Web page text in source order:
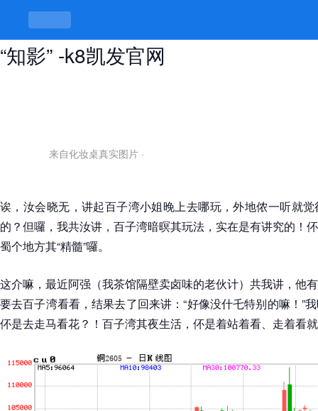
百子湾小姐晚上去哪玩，玩得好才叫
“知影” -k8凯发官网
来自化妆桌真实图片 ·
诶，汝会晓无，讲起百子湾小姐晚上去哪玩，外地侬一听就
的？但囉，我共汝讲，百子湾暗暝其玩法，实在是有讲究的！
蜀个地方其“精髓”囉。
这介嘛，最近阿强（我茶馆隔壁卖卤味的老伙计）共我讲，他
要去百子湾看看，结果去了回来讲：“好像没什乇特别的嘛！”
伓是去走马看花？！百子湾其夜生活，伓是着站着看、走着看